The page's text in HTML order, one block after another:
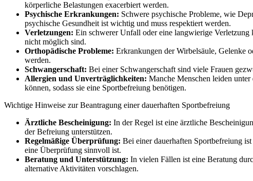
körperliche Belastungen exacerbiert werden.
Psychische Erkrankungen: Schwere psychische Probleme, wie
psychische Gesundheit ist wichtig und muss respektiert werden.
Verletzungen: Ein schwerer Unfall oder eine langwierige
nicht möglich sind.
Orthopädische Probleme: Erkrankungen der Wirbelsäule, Gelenke
werden.
Schwangerschaft: Bei einer Schwangerschaft sind viele Frauen
Allergien und Unverträglichkeiten: Manche Menschen leiden
können, sodass sie eine Sportbefreiung benötigen.
Wichtige Hinweise zur Beantragung einer dauerhaften Sportbefreiung
Ärztliche Bescheinigung: In der Regel ist eine ärztliche
der Befreiung unterstützen.
Regelmäßige Überprüfung: Bei einer dauerhaften Sportbefreiung
eine Überprüfung sinnvoll ist.
Beratung und Unterstützung: In vielen Fällen ist eine Beratung
alternative Aktivitäten vorschlagen.